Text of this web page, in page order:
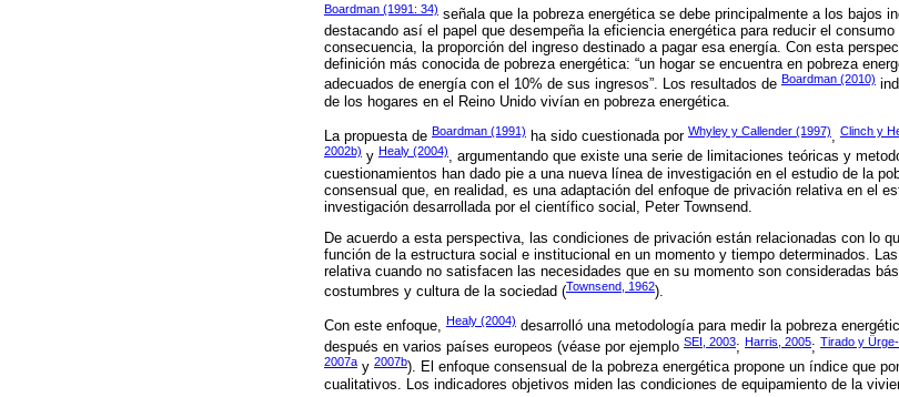
Boardman (1991: 34) señala que la pobreza energética se debe principalmente a los bajos
destacando así el papel que desempeña la eficiencia energética para reducir el
consecuencia, la proporción del ingreso destinado a pagar esa energía. Con esta
definición más conocida de pobreza energética: “un hogar se encuentra en pobreza
adecuados de energía con el 10% de sus ingresos”. Los resultados de Boardman (2010)
de los hogares en el Reino Unido vivían en pobreza energética.
La propuesta de Boardman (1991) ha sido cuestionada por Whyley y Callender (1997), Clinch y
2002b) y Healy (2004), argumentando que existe una serie de limitaciones teóricas y
cuestionamientos han dado pie a una nueva línea de investigación en el estudio de la
consensual que, en realidad, es una adaptación del enfoque de privación relativa en el
investigación desarrollada por el científico social, Peter Townsend.
De acuerdo a esta perspectiva, las condiciones de privación están relacionadas con lo
función de la estructura social e institucional en un momento y tiempo determinados.
relativa cuando no satisfacen las necesidades que en su momento son consideradas
costumbres y cultura de la sociedad (Townsend, 1962).
Con este enfoque, Healy (2004) desarrolló una metodología para medir la pobreza
después en varios países europeos (véase por ejemplo SEI, 2003; Harris, 2005; Tirado y
2007a y 2007b). El enfoque consensual de la pobreza energética propone un índice que
cualitativos. Los indicadores objetivos miden las condiciones de equipamiento de la